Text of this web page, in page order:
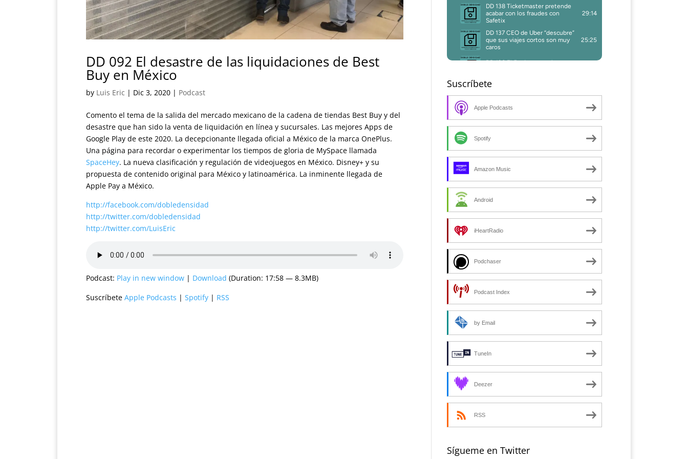
DD 092 El desastre de las liquidaciones de Best
Buy en México
by Luis Eric | Dic 3, 2020 | Podcast
Comento el tema de la salida del mercado mexicano de la cadena de tiendas Best Buy y del
desastre que han sido la venta de liquidación en línea y sucursales. Las mejores Apps de
Google Play de este 2020. La decepcionante llegada oficial a México de la marca OnePlus.
Una página para recordar o experimentar los tiempos de gloria de MySpace llamada
SpaceHey. La nueva clasificación y regulación de videojuegos en México. Disney+ y su
propuesta de contenido original para México y latinoamérica. La inminente llegada de
Apple Pay a México.
http://facebook.com/dobledensidad
http://twitter.com/dobledensidad
http://twitter.com/LuisEric
Podcast: Play in new window | Download (Duration: 17:58 — 8.3MB)
Suscríbete Apple Podcasts | Spotify | RSS
Suscríbete
Apple Podcasts
Spotify
Amazon Music
Android
iHeartRadio
Podchaser
Podcast Index
by Email
TuneIn
Deezer
RSS
Sígueme en Twitter